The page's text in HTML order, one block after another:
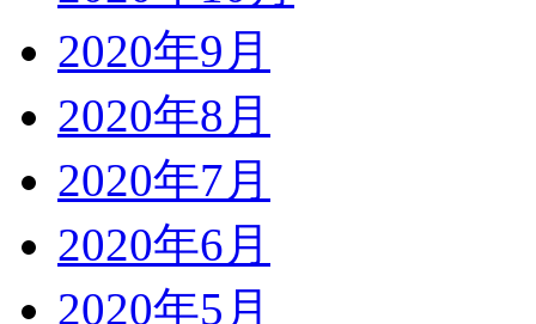
2020年9月
2020年8月
2020年7月
2020年6月
2020年5月